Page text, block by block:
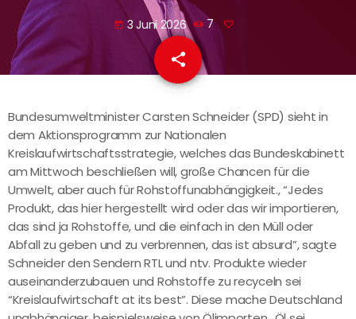
today 3 Juni 2026 7
share
email
Bundesumweltminister Carsten Schneider (SPD) sieht in
dem Aktionsprogramm zur Nationalen
Kreislaufwirtschaftsstrategie, welches das Bundeskabinett
am Mittwoch beschließen will, große Chancen für die
Umwelt, aber auch für Rohstoffunabhängigkeit., “Jedes
Produkt, das hier hergestellt wird oder das wir importieren,
das sind ja Rohstoffe, und die einfach in den Müll oder
Abfall zu geben und zu verbrennen, das ist absurd”, sagte
Schneider den Sendern RTL und ntv. Produkte wieder
auseinanderzubauen und Rohstoffe zu recyceln sei
“Kreislaufwirtschaft at its best”. Diese mache Deutschland